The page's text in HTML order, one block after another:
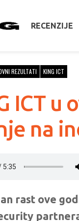
RECENZIJE
REZULTATI KING ICT
ICT u
na
rast ove